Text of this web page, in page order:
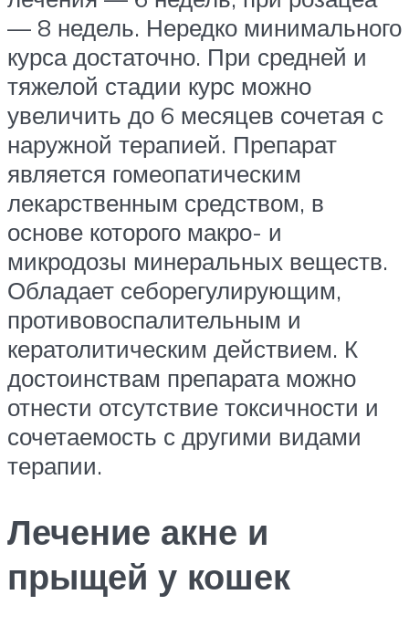
— 8 недель. Нередко минимального
курса достаточно. При средней и
тяжелой стадии курс можно
увеличить до 6 месяцев сочетая с
наружной терапией. Препарат
является гомеопатическим
лекарственным средством, в
основе которого макро- и
микродозы минеральных веществ.
Обладает себорегулирующим,
противовоспалительным и
кератолитическим действием. К
достоинствам препарата можно
отнести отсутствие токсичности и
сочетаемость с другими видами
терапии.
Лечение акне и
прыщей у кошек